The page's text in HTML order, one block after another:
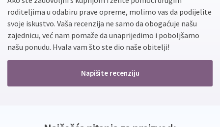
roditeljima u odabiru prave opreme, molimo vas da podijelite
svoje iskustvo. Vaša recenzija ne samo da obogaćuje našu
zajednicu, već nam pomaže da unaprijedimo i poboljšamo
našu ponudu. Hvala vam što ste dio naše obitelji!
Napišite recenziju